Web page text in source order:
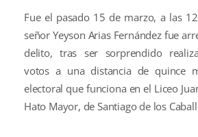
Fue el pasado 15 de marzo, a las
señor Yeyson Arias Fernández fue
delito, tras ser sorprendido
votos a una distancia de quince
electoral que funciona en el Liceo
Hato Mayor, de Santiago de los